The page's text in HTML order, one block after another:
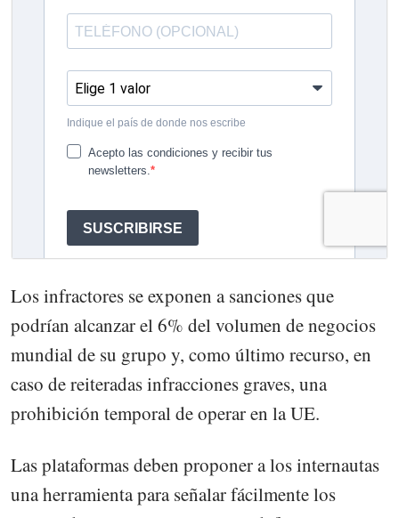
Los infractores se exponen a sanciones que
podrían alcanzar el 6% del volumen de negocios
mundial de su grupo y, como último recurso, en
caso de reiteradas infracciones graves, una
prohibición temporal de operar en la UE.
Las plataformas deben proponer a los internautas
una herramienta para señalar fácilmente los